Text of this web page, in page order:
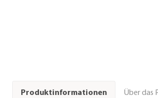
Produktinformationen Über das